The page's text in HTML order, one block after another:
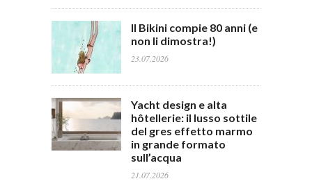
Il Bikini compie 80 anni (e
non li dimostra!)
23.07.2026
Yacht design e alta
hôtellerie: il lusso sottile
del gres effetto marmo
in grande formato
sull’acqua
21.07.2026